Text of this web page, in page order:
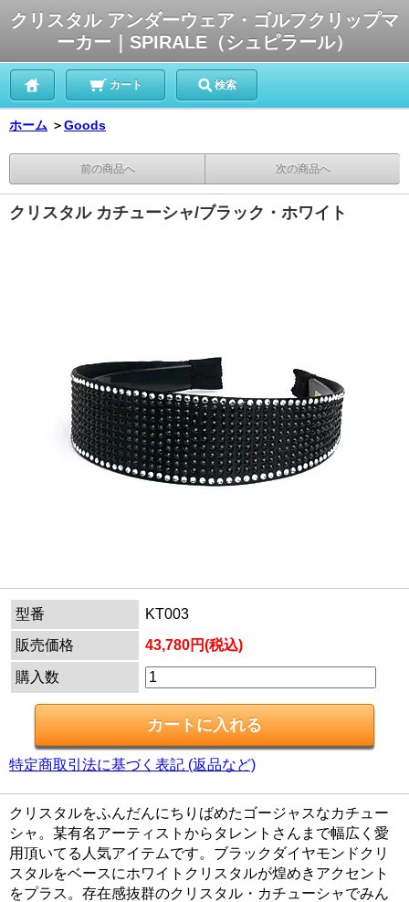
クリスタル アンダーウェア・ゴルフクリップマ
ーカー｜SPIRALE（シュピラール）
カート 検索
ホーム ＞Goods
前の商品へ 次の商品へ
クリスタル カチューシャ/ブラック・ホワイト
型番
KT003
販売価格
43,780円(税込)
購入数
特定商取引法に基づく表記 (返品など)
クリスタルをふんだんにちりばめたゴージャスなカチュー
シャ。某有名アーティストからタレントさんまで幅広く愛
用頂いてる人気アイテムです。ブラックダイヤモンドクリ
スタルをベースにホワイトクリスタルが煌めきアクセント
をプラス。存在感抜群のクリスタル・カチューシャでみん